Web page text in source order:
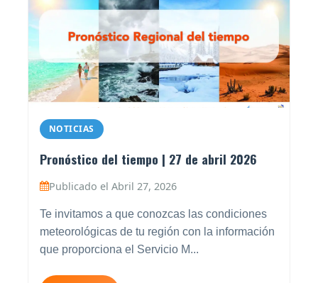
NOTICIAS
Pronóstico del tiempo | 27 de abril 2026
Publicado el Abril 27, 2026
Te invitamos a que conozcas las condiciones
meteorológicas de tu región con la información
que proporciona el Servicio M...